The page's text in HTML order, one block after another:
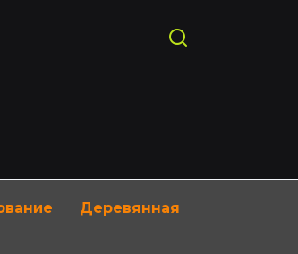
Деревянная